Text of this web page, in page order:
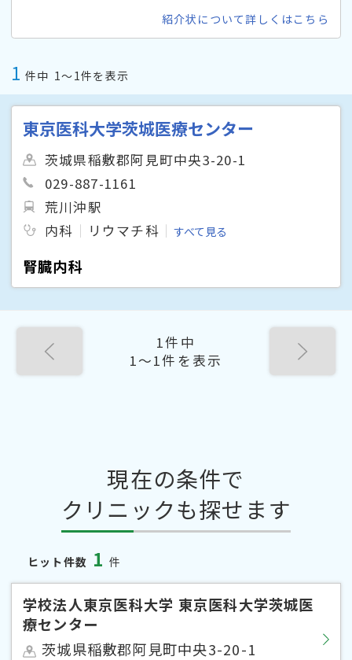
紹介状について詳しくはこちら
1 件中 1〜1件を表示
東京医科大学茨城医療センター
茨城県稲敷郡阿見町中央3-20-1
029-887-1161
荒川沖駅
内科
リウマチ科 すべて見る
腎臓内科
1件中
1〜1件を表示
現在の条件で
クリニックも探せます
ヒット件数 1 件
学校法人東京医科大学 東京医科大学茨城医
療センター
茨城県稲敷郡阿見町中央3-20-1